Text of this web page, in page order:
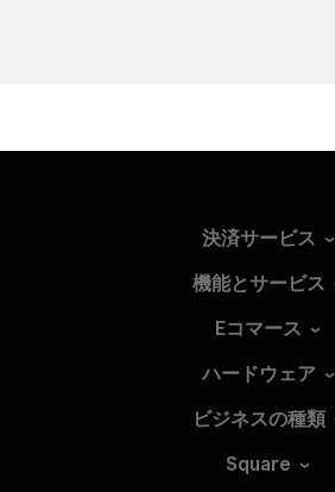
決済サービス
機能とサービス
Eコマース
ハードウェア
ビジネスの種類
Square